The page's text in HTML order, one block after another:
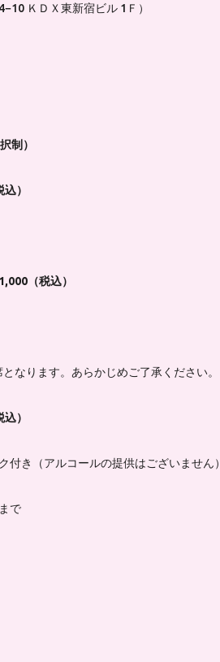
ＫＤＸ東新宿ビル 1Ｆ）
制）
）
（税込）
なります。あらかじめご了承ください。
）
付き（アルコールの提供はございません）
で